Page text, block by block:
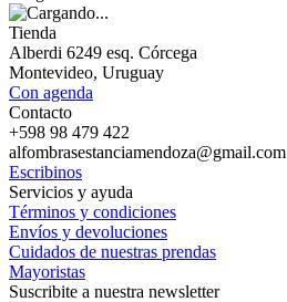
Tienda
Alberdi 6249 esq. Córcega
Montevideo, Uruguay
Con agenda
Contacto
+598 98 479 422
alfombrasestanciamendoza@gmail.com
Escribinos
Servicios y ayuda
Términos y condiciones
Envíos y devoluciones
Cuidados de nuestras prendas
Mayoristas
Suscribite a nuestra newsletter